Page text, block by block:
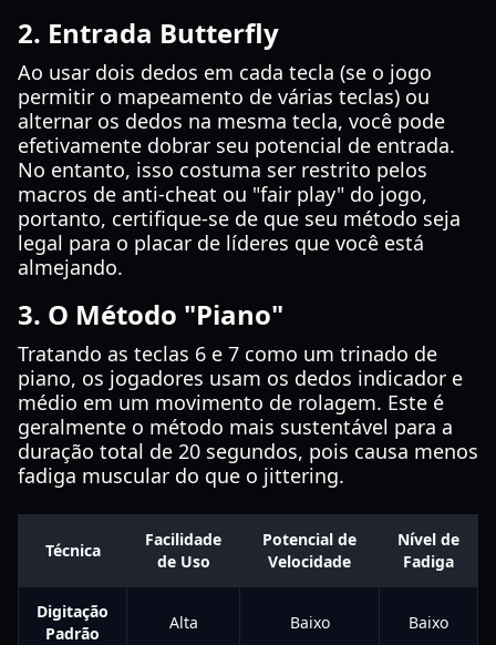
2. Entrada Butterfly
Ao usar dois dedos em cada tecla (se o jogo
permitir o mapeamento de várias teclas) ou
alternar os dedos na mesma tecla, você pode
efetivamente dobrar seu potencial de entrada.
No entanto, isso costuma ser restrito pelos
macros de anti-cheat ou "fair play" do jogo,
portanto, certifique-se de que seu método seja
legal para o placar de líderes que você está
almejando.
3. O Método "Piano"
Tratando as teclas 6 e 7 como um trinado de
piano, os jogadores usam os dedos indicador e
médio em um movimento de rolagem. Este é
geralmente o método mais sustentável para a
duração total de 20 segundos, pois causa menos
fadiga muscular do que o jittering.
Técnica
Facilidade
de Uso
Potencial de
Velocidade
Nível de
Fadiga
Digitação
Padrão
Alta Baixo Baixo